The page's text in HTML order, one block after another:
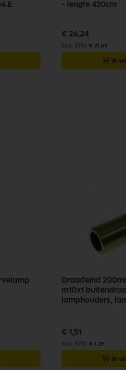
- lengte 420cm
€ 26,24
€ 21,69
In
Draadeind
m10x1
lamphouders,
€ 1,51
€ 1,25
In